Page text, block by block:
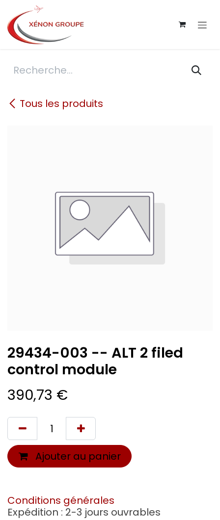
Se rendre au contenu
Tous les produits
29434-003 -- ALT 2 filed
control module
390,73 €
Ajouter au panier
Conditions générales
Expédition : 2-3 jours ouvrables